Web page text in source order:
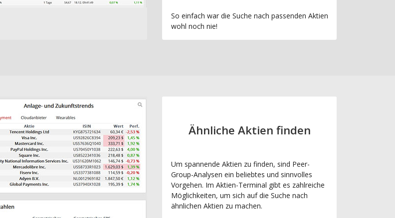
So einfach war die Suche nach passenden Aktien
wohl noch nie!
Ähnliche Aktien finden
Um spannende Aktien zu finden, sind Peer-
Group-Analysen ein beliebtes und sinnvolles
Vorgehen. Im Aktien-Terminal gibt es zahlreiche
Möglichkeiten, um sich auf die Suche nach
ähnlichen Aktien zu machen.